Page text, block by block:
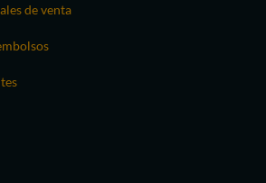
de venta